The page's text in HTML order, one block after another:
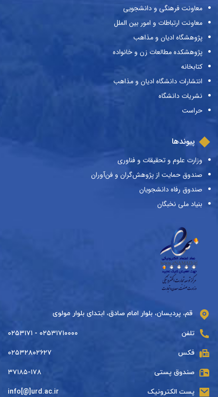
معاونت فرهنگی و دانشجویی
معاونت ارتباطات و امور بین الملل
پژوهشگاه ادیان و مذاهب
پژوهشکده مطالعات زن و خانواده
کتابخانه
انتشارات دانشگاه ادیان و مذاهب
نشریات دانشگاه
حراست
پیوندها
وزارت علوم و تحقیقات و فناوری
صندوق حمایت از پژوهش‌گران و فن‌آوران
صندوق رفاه دانشجویان
بنیاد ملی نخبگان
قم، پردیسان، بلوار امام صادق، ابتدای بلوار مولوی
تلفن ۰۲۵۳۱۷۱۰۰۰۰ - ۰۲۵۳۱۷۱
فکس ۰۲۵۳۲۸۰۲۶۲۷
صندوق پستی ۳۷۱۸۵-۱۷۸
پست الکترونیک info[@]urd.ac.ir